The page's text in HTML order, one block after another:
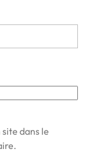
dans le